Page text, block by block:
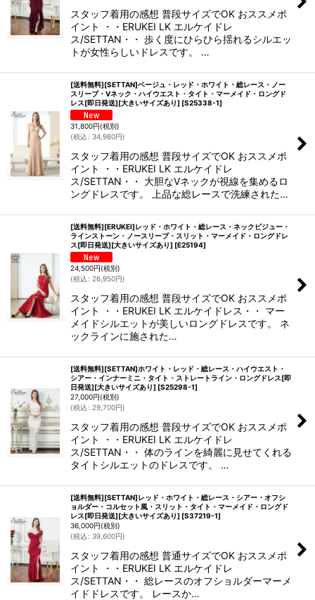
スタッフ着用の感想 普段サイズでOK おススメポ
イント ・・ERUKEI LK エルケイドレ
ス/SETTAN・・ 歩く度にひらひら揺れるシルエッ
トが女性らしいドレスです。 …
[送料無料][SETTAN]ベージュ・レッド・ホワイト・総レース・ノー
スリーブ・Vネック・ハイウエスト・タイト・マーメイド・ロングド
レス[即日発送][大きいサイズあり] [S25338-1]
31,800円(税別)
(税込 : 34,980円)
スタッフ着用の感想 普段サイズでOK おススメポ
イント ・・ERUKEI LK エルケイドレ
ス/SETTAN・・ 大胆なVネックが視線を集めるロ
ングドレスです。 上品な総レースで洗練された…
[送料無料][ERUKEI]レッド・ホワイト・総レース・ネックビジュー・
ラインストーン・ノースリーブ・スリット・マーメイド・ロングドレ
ス[即日発送][大きいサイズあり] [E25194]
24,500円(税別)
(税込 : 26,950円)
スタッフ着用の感想 普段サイズでOK おススメポ
イント ・・ERUKEI LK エルケイドレス・・ マー
メイドシルエットが美しいロングドレスです。 ネ
ックラインに施された…
[送料無料][SETTAN]ホワイト・レッド・総レース・ハイウエスト・
シアー・インナーミニ・タイト・ストレートライン・ロングドレス[即
日発送][大きいサイズあり] [S25298-1]
27,000円(税別)
(税込 : 29,700円)
スタッフ着用の感想 普段サイズでOK おススメポ
イント ・・ERUKEI LK エルケイドレ
ス/SETTAN・・ 体のラインを綺麗に見せてくれる
タイトシルエットのドレスです。 …
[送料無料][SETTAN]レッド・ホワイト・総レース・シアー・オフシ
ョルダー・コルセット風・スリット・タイト・マーメイド・ロングド
レス[即日発送][大きいサイズあり] [S37219-1]
36,000円(税別)
(税込 : 39,600円)
スタッフ着用の感想 普通サイズでOK おススメポ
イント ・・ERUKEI LK エルケイドレ
ス/SETTAN・・ 総レースのオフショルダーマーメ
イドドレスです。 レースか…